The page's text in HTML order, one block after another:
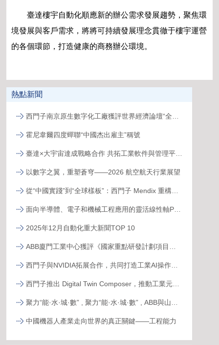
臺達樓宇自動化順應新的辦公需求發展趨勢，聚焦環
境發展與客戶需求，將將可持續發展理念貫徹于樓宇運營
的各個環節，打造健康的商務辦公環境。
熱點新聞
霍尼韋爾四度蟬聯“中國杰出雇主”稱號
以數字之翼，重塑蒼穹——2026 航空航天行業展望
2025年12月自動化重大新聞TOP 10
中國機器人產業走向世界的真正關鍵——工程能力